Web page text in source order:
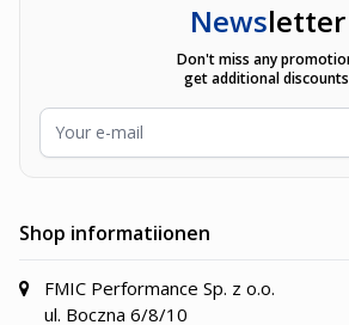
Newsletter
Don't miss any
get additional
Shop informatiionen
FMIC Performance Sp. z o.o.
ul. Boczna 6/8/10